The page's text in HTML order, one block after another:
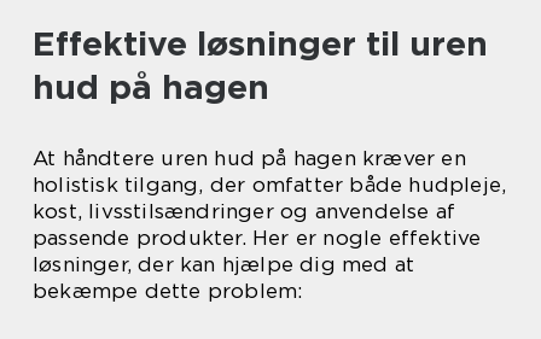
Effektive løsninger til uren
hud på hagen
At håndtere uren hud på hagen kræver en
holistisk tilgang, der omfatter både hudpleje,
kost, livsstilsændringer og anvendelse af
passende produkter. Her er nogle effektive
løsninger, der kan hjælpe dig med at
bekæmpe dette problem: